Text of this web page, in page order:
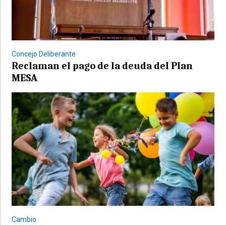
Concejo Deliberante
Reclaman el pago de la deuda del Plan
MESA
Cambio